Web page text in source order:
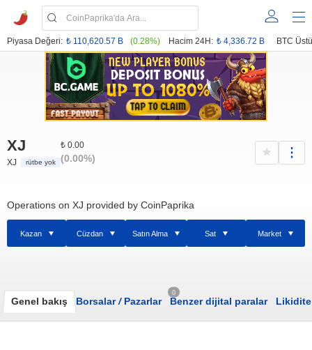
Piyasa Değeri: ₺ 110,620.57 B (0.28%) Hacim 24H: ₺ 4,336.72 B BTC
XJ
XJ rütbe yok
₺ 0.00
(0.00%)
Operations on XJ provided by CoinPaprika
Kazan Cüzdan Satın Alma Sat Market
Genel bakış Borsalar/Pazarlar
0
Benzer dijital paralar Likidite